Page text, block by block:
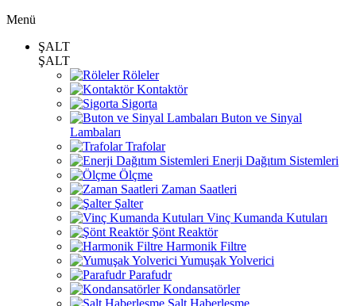
Menü
ŞALT
ŞALT
Röleler
Kontaktör
Sigorta
Buton ve Sinyal
Lambaları
Trafolar
Enerji Dağıtım Sistemleri
Ölçme
Zaman Saatleri
Şalter
Vinç Kumanda Kutuları
Şönt Reaktör
Harmonik Filtre
Yumuşak Yolverici
Parafudr
Kondansatörler
Şalt Haberleşme